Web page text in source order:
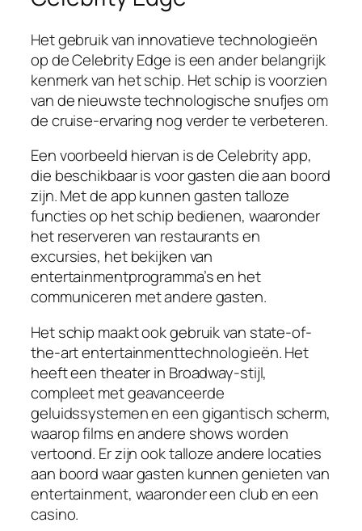
Het gebruik van innovatieve technologieën
op de Celebrity Edge is een ander belangrijk
kenmerk van het schip. Het schip is voorzien
van de nieuwste technologische snufjes om
de cruise-ervaring nog verder te verbeteren.
Een voorbeeld hiervan is de Celebrity app,
die beschikbaar is voor gasten die aan boord
zijn. Met de app kunnen gasten talloze
functies op het schip bedienen, waaronder
het reserveren van restaurants en
excursies, het bekijken van
entertainmentprogramma’s en het
communiceren met andere gasten.
Het schip maakt ook gebruik van state-of-
the-art entertainmenttechnologieën. Het
heeft een theater in Broadway-stijl,
compleet met geavanceerde
geluidssystemen en een gigantisch scherm,
waarop films en andere shows worden
vertoond. Er zijn ook talloze andere locaties
aan boord waar gasten kunnen genieten van
entertainment, waaronder een club en een
casino.